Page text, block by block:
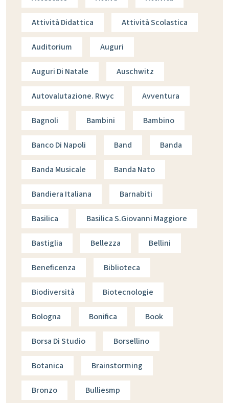
Attività Didattica Attività Scolastica
Auditorium Auguri
Auguri Di Natale Auschwitz
Autovalutazione. Rwyc Avventura
Bagnoli Bambini Bambino
Banco Di Napoli Band Banda
Banda Musicale Banda Nato
Bandiera Italiana Barnabiti
Basilica Basilica S.giovanni Maggiore
Bastiglia Bellezza Bellini
Beneficenza Biblioteca
Biodiversità Biotecnologie
Bologna Bonifica Book
Borsa Di Studio Borsellino
Botanica Brainstorming
Bronzo Bulliesmp